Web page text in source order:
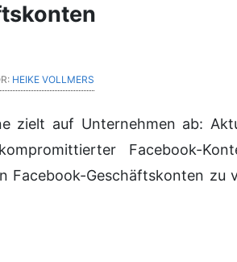
HEIKE VOLLMERS
zielt auf Unternehmen ab:
Facebook-
Facebook-Geschäftskonten zu